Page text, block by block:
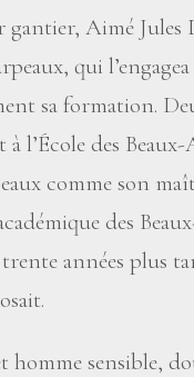
gantier, Aimé
qui
sa formation.
à l’École des
comme son
des
années plus
homme sensible,